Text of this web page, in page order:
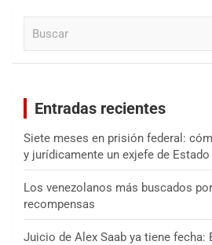
Entradas recientes
Siete meses en prisión federal:
y jurídicamente un exjefe de Estado
Los venezolanos más buscados
recompensas
Juicio de Alex Saab ya tiene fecha: